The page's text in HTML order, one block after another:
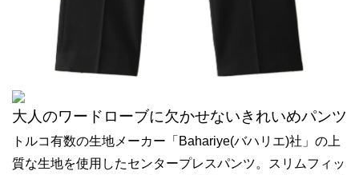
大人のワードローブに欠かせないきれいめパンツ
トルコ有数の生地メーカー「Bahariye(バハリエ)社」の上
質な生地を使用したセンタープレスパンツ。スリムフィッ